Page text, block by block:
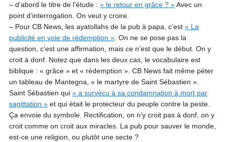
– d’abord le titre de l’étude : « le retour en grâce ? »Avec un
point d’interrogation. On veut y croire.
– Pour CB News, les ayatollahs de la pub à papa, c’est « La
publicité en voie de rédemption ». On ne se pose pas la
question, c’est une affirmation, mais ce n’est que le début. On y
croit à donf. Notez que dans les deux cas, le vocabulaire est
biblique : « grâce » et « rédemption ». CB News fait même péter
un tableau de Mantegna, « le martyre de Saint Sébastien ».
Saint Sébastien qui « a survécu à sa condamnation à mort par
sagittation »et qui était le protecteur du peuple contre la peste.
Ça envoie du symbole. Rectification, on n’y croit pas à donf, on y
croit comme on croit aux miracles. La pub pour sauver le monde,
est-ce une religion, ou plutôt une secte ?